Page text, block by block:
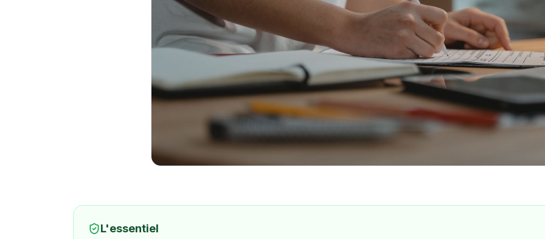
L'essentiel